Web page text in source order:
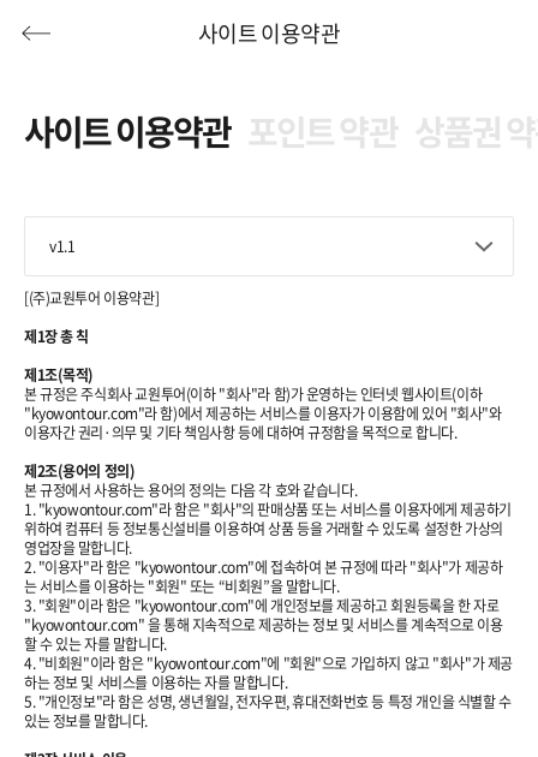
허니문 투어플랜/라이프 기업/단체
사이트 이용약관
사이트 이용약관 포인트 약관 상품권
v1.1
[(주)교원투어 이용약관]
제1장 총 칙
제1조(목적)
본 규정은 주식회사 교원투어(이하 "회사"라 함)가 운영하는 인터넷 웹사이트(이하
"kyowontour.com"라 함)에서 제공하는 서비스를 이용자가 이용함에 있어 "회사"와
이용자간 권리·의무 및 기타 책임사항 등에 대하여 규정함을 목적으로 합니다.
제2조(용어의 정의)
본 규정에서 사용하는 용어의 정의는 다음 각 호와 같습니다.
1. "kyowontour.com"라 함은 "회사"의 판매상품 또는 서비스를 이용자에게 제공하기
위하여 컴퓨터 등 정보통신설비를 이용하여 상품 등을 거래할 수 있도록 설정한 가상의
영업장을 말합니다.
2. "이용자"라 함은 "kyowontour.com"에 접속하여 본 규정에 따라 "회사"가 제공하
는 서비스를 이용하는 "회원" 또는 “비회원”을 말합니다.
3. "회원"이라 함은 "kyowontour.com"에 개인정보를 제공하고 회원등록을 한 자로
"kyowontour.com" 을 통해 지속적으로 제공하는 정보 및 서비스를 계속적으로 이용
할 수 있는 자를 말합니다.
4. "비회원"이라 함은 "kyowontour.com"에 "회원"으로 가입하지 않고 "회사"가 제공
하는 정보 및 서비스를 이용하는 자를 말합니다.
5. "개인정보"라 함은 성명, 생년월일, 전자우편, 휴대전화번호 등 특정 개인을 식별할 수
있는 정보를 말합니다.